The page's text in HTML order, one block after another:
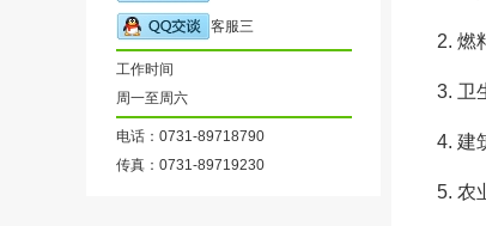
客服三
工作时间
周一至周六
电话：0731-89718790
传真：0731-89719230
2. 燃
3. 卫
4. 建
5. 农